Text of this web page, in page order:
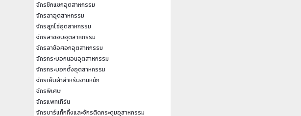
จักรซิกแซกอุตสาหกรรม
จักรลาอุตสาหกรรม
จักรลูกโซ่อุตสาหกรรม
จักรลาขอบอุตสาหกรรม
จักรลาข้อศอกอุตสาหกรรม
จักรกระบอกนอนอุตสาหกรรม
จักรกระบอกตั้งอุตสาหกรรม
จักรเย็บผ้าสำหรับงานหนัก
จักรพิเศษ
จักรแพทเทิร์น
จักรบาร์แท็กกิ้งและจักรติดกระดุมอุสาหกรรม